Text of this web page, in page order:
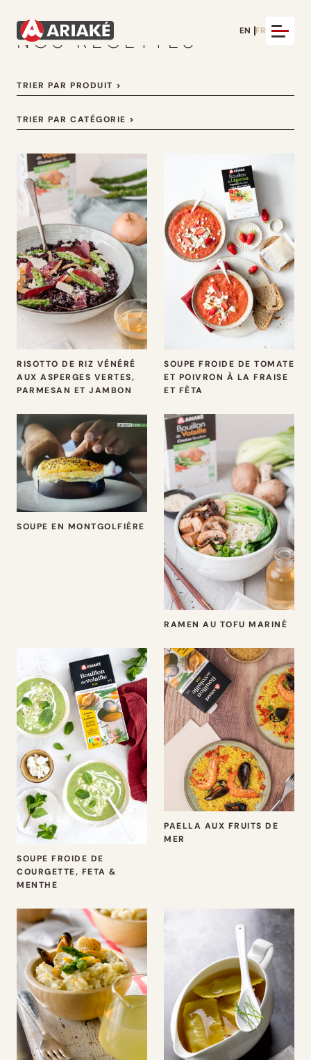
EN FR
NOS RECETTES
RISOTTO DE RIZ VÉNÉRÉ
AUX ASPERGES VERTES,
PARMESAN ET JAMBON
SOUPE FROIDE DE TOMATE
ET POIVRON À LA FRAISE
ET FÊTA
SOUPE EN MONTGOLFIÈRE
RAMEN AU TOFU MARINÉ
SOUPE FROIDE DE
COURGETTE, FETA &
MENTHE
PAELLA AUX FRUITS DE
MER